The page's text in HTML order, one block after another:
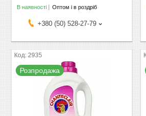
В наявності Оптом і в роздріб
+380 (50) 528-27-79
2935
Розпродажа